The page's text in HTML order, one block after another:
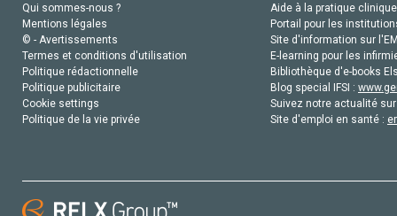
Qui sommes-nous ?
Mentions légales
© - Avertissements
Termes et conditions d'utilisation
Politique rédactionnelle
Politique publicitaire
Cookie settings
Politique de la vie privée
Aide à la pratique
Portail pour les
Site d'information sur
E-learning pour les
Bibliothèque d'e-books
Blog special IFSI :
Suivez notre actualité
Site d'emploi en santé :